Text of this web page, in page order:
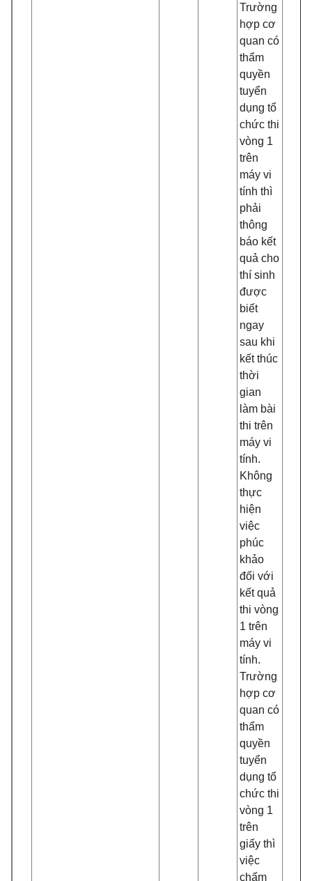
Trường
hợp cơ
quan có
thẩm
quyền
tuyển
dụng tổ
chức thi
vòng 1
trên
máy vi
tính thì
phải
thông
báo kết
quả cho
thí sinh
được
biết
ngay
sau khi
kết thúc
thời
gian
làm bài
thi trên
máy vi
tính.
Không
thực
hiện
việc
phúc
khảo
đối với
kết quả
thi vòng
1 trên
máy vi
tính.
Trường
hợp cơ
quan có
thẩm
quyền
tuyển
dụng tổ
chức thi
vòng 1
trên
giấy thì
việc
chấm